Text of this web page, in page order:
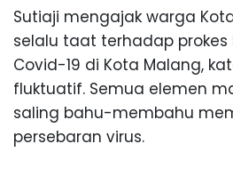
Sutiaji mengajak warga
selalu taat terhadap prokes
Covid-19 di Kota Malang,
fluktuatif. Semua elemen
saling bahu-membahu
persebaran virus.